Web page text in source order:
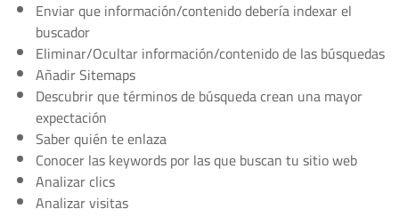
Enviar que información/contenido debería indexar el
buscador
Eliminar/Ocultar información/contenido de las búsquedas
Añadir Sitemaps
Descubrir que términos de búsqueda crean una mayor
expectación
Saber quién te enlaza
Conocer las keywords por las que buscan tu sitio web
Analizar clics
Analizar visitas